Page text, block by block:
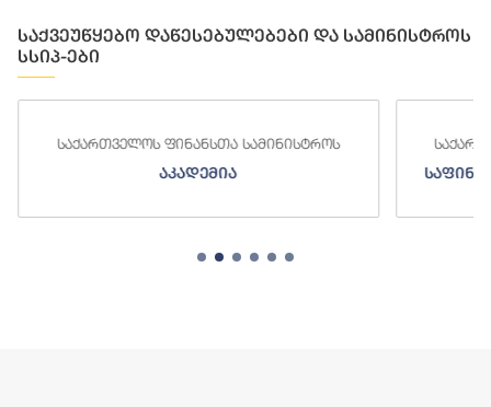
საქვეუწყებო დაწესებულებები და სამინისტროს
სსიპ-ები
საქართველოს ფინანსთა სამინისტროს
აკადემია